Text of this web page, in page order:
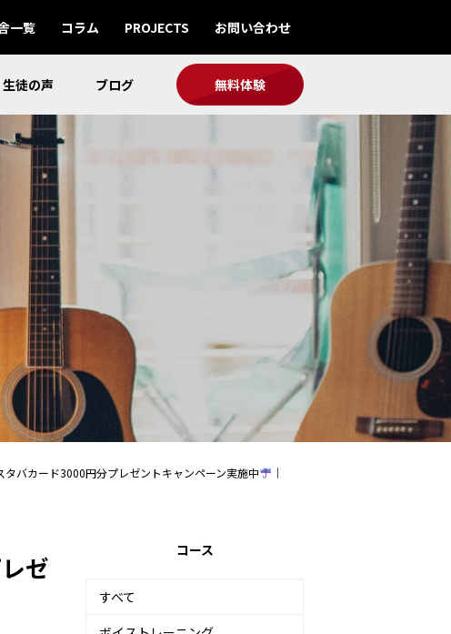
一覧 コラム PROJECTS お問い合わせ
生徒の声 ブログ 無料体験
タバカード3000円分プレゼントキャンペーン実施中
｜
ゼ
コース
すべて